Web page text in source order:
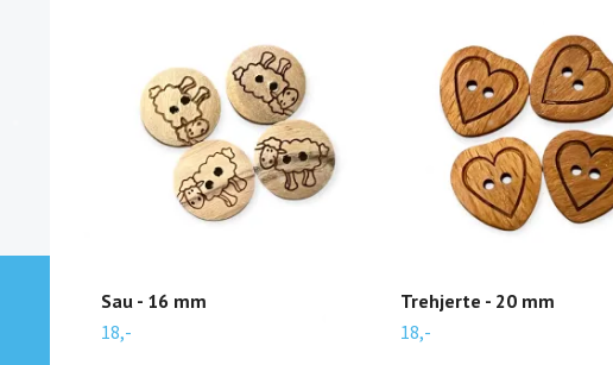
Sau - 16 mm
18,-
Trehjerte - 20 mm
18,-